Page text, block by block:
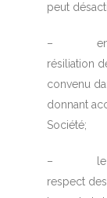
peut
– en cas
résiliation
convenu
donnant
Société;
– le cas
respect